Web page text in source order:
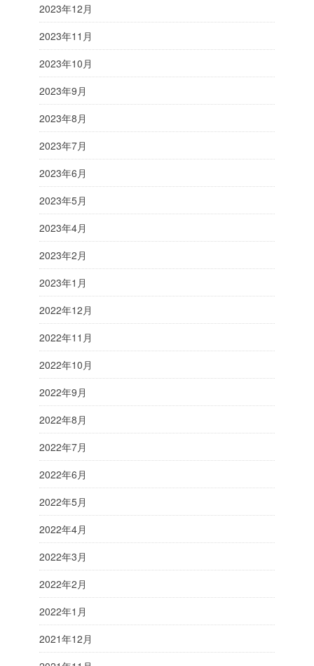
2023年12月
2023年11月
2023年10月
2023年9月
2023年8月
2023年7月
2023年6月
2023年5月
2023年4月
2023年2月
2023年1月
2022年12月
2022年11月
2022年10月
2022年9月
2022年8月
2022年7月
2022年6月
2022年5月
2022年4月
2022年3月
2022年2月
2022年1月
2021年12月